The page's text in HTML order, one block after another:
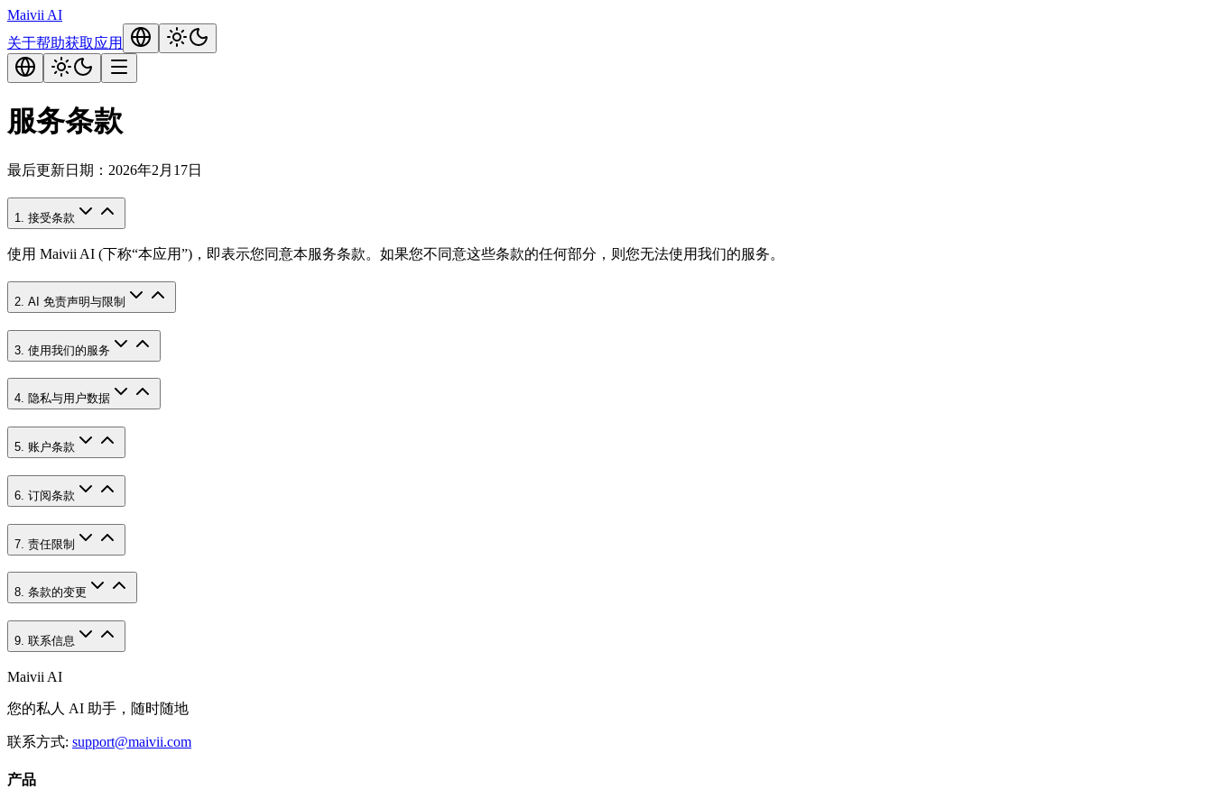
Maivii AI
关于帮助获取应用
服务条款
最后更新日期：2026年2月17日
1. 接受条款
使用 Maivii AI (下称“本应用”)，即表示您同意本服务条款。如果您不同意这些条款的任何部分，则您无法使用我们的服务。
2. AI 免责声明与限制
3. 使用我们的服务
4. 隐私与用户数据
5. 账户条款
6. 订阅条款
7. 责任限制
8. 条款的变更
9. 联系信息
Maivii AI
您的私人 AI 助手，随时随地
联系方式: support@maivii.com
产品